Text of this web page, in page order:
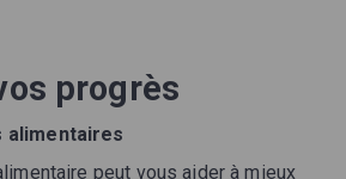
progrès
alimentaires
peut vous aider à mieux